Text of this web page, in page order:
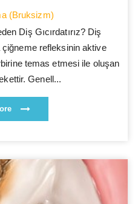
(Bruksizm)
Diş Gıcırdatırız? Diş
çiğneme refleksinin aktive
temas etmesi ile oluşan
Genell...